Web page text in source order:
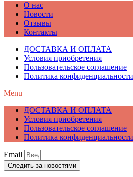
О нас
Новости
Отзывы
Контакты
ДОСТАВКА И ОПЛАТА
Условия приобретения
Пользовательское соглашение
Политика конфиденциальности
Menu
ДОСТАВКА И ОПЛАТА
Условия приобретения
Пользовательское соглашение
Политика конфиденциальности
Email
Следить за новостями